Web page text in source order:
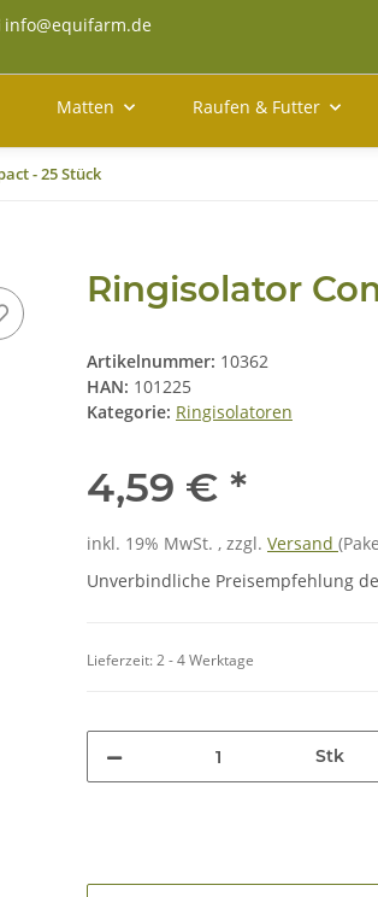
info@equifarm.de
Matten Raufen & Futter
- 25 Stück
Ringisolator
Artikelnummer: 10362
HAN: 101225
Kategorie: Ringisolatoren
4,59 € *
inkl. 19% MwSt. , zzgl. Versand
Unverbindliche Preisempfehlung
Lieferzeit:2 - 4 Werktage
Stk